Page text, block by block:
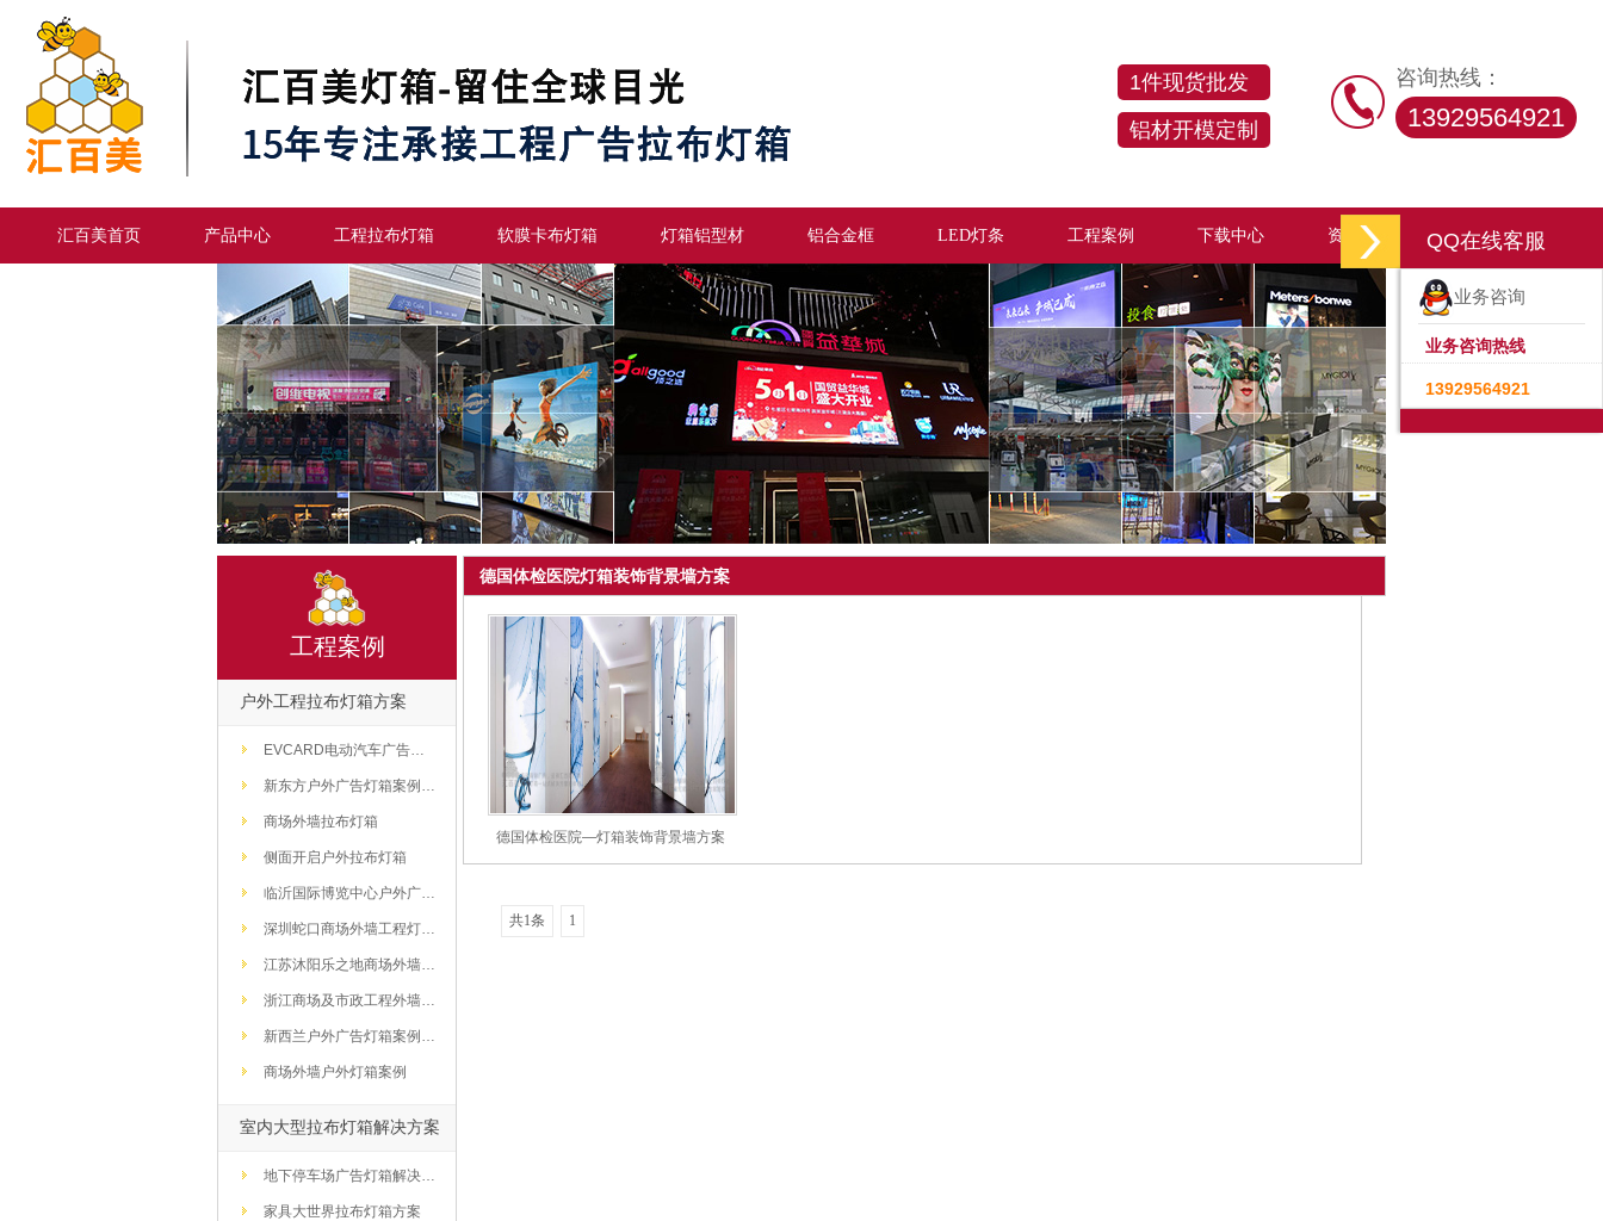
1件现货批发
铝材开模定制
咨询热线：
13929564921
汇百美首页 产品中心 工程拉布灯箱 软膜卡布灯箱 灯箱铝型材 铝合金框 LED灯条 工程案例 下载中心 资讯中心 联系汇百美
德国体检医院灯箱装饰背景墙方案
德国体检医院—灯箱装饰背景墙方案
共1条 1
工程案例
户外工程拉布灯箱方案
EVCARD电动汽车广告灯箱方案
新东方户外广告灯箱案例方案
商场外墙拉布灯箱
侧面开启户外拉布灯箱
临沂国际博览中心户外广告灯箱方案
深圳蛇口商场外墙工程灯箱解决方案
江苏沐阳乐之地商场外墙灯箱解决方案
浙江商场及市政工程外墙灯箱解决方案
新西兰户外广告灯箱案例方案
商场外墙户外灯箱案例
室内大型拉布灯箱解决方案
地下停车场广告灯箱解决方案
家具大世界拉布灯箱方案
QQ在线客服
业务咨询
业务咨询热线
13929564921